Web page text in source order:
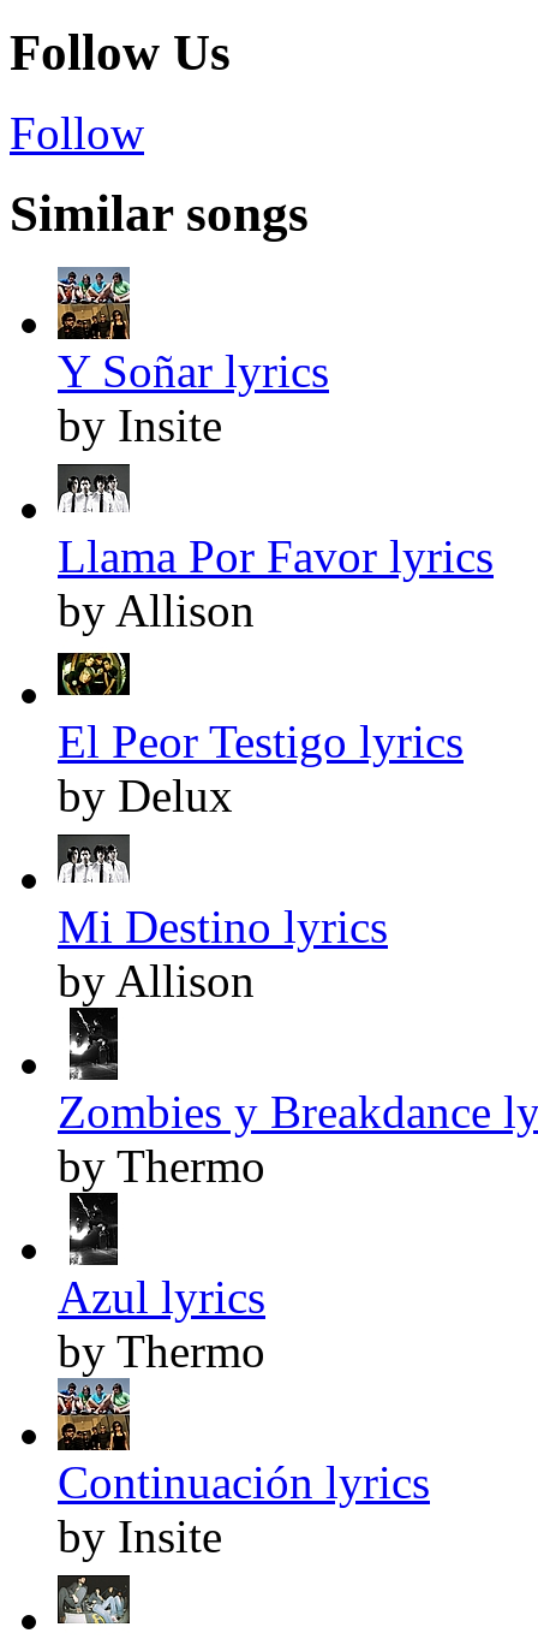
Follow Us
Follow
Similar songs
Y Soñar lyrics
by Insite
Llama Por Favor lyrics
by Allison
El Peor Testigo lyrics
by Delux
Mi Destino lyrics
by Allison
Zombies y Breakdance
by Thermo
Azul lyrics
by Thermo
Continuación lyrics
by Insite